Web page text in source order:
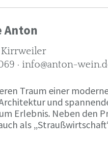
Anton
Kirrweiler
· info@anton-
Traum einer
und
Erlebnis. Neben den
als